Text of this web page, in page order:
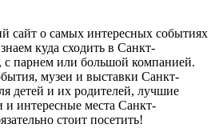
о самых интересных событиях
куда сходить в Санкт-
с парнем или большой компанией.
музеи и выставки Санкт-
детей и их родителей, лучшие
и интересные места Санкт-
стоит посетить!